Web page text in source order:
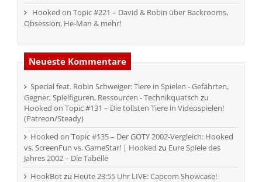
Hooked on Topic #221 – David & Robin über Backrooms,
Obsession, He-Man & mehr!
Neueste Kommentare
Special feat. Robin Schweiger: Tiere in Spielen - Gefährten,
Gegner, Spielfiguren, Ressourcen - Technikquatsch zu
Hooked on Topic #131 – Die tollsten Tiere in Videospielen!
(Patreon/Steady)
Hooked on Topic #135 – Der GOTY 2002-Vergleich: Hooked
vs. ScreenFun vs. GameStar! | Hooked zu Eure Spiele des
Jahres 2002 – Die Tabelle
HookBotzu Heute 23:55 Uhr LIVE: Capcom Showcase!